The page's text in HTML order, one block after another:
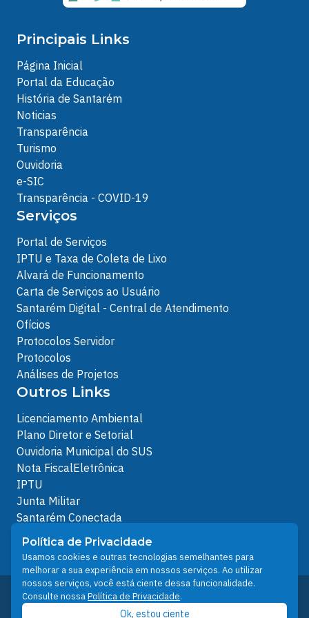
Principais Links
Página Inicial
Portal da Educação
História de Santarém
Noticias
Transparência
Turismo
Ouvidoria
e-SIC
Transparência - COVID-19
Serviços
Portal de Serviços
IPTU e Taxa de Coleta de Lixo
Alvará de Funcionamento
Carta de Serviços ao Usuário
Santarém Digital - Central de Atendimento
Ofícios
Protocolos Servidor
Protocolos
Análises de Projetos
Outros Links
Licenciamento Ambiental
Plano Diretor e Setorial
Ouvidoria Municipal do SUS
Nota FiscalEletrônica
IPTU
Junta Militar
Santarém Conectada
Política de Privacidade
People illustrations by Storyset
Desenvolvido pelo Núcleo Técnico de Gestão de
Tecnologia da Informação - NTI
Política de Privacidade
Usamos cookies e outras tecnologias semelhantes para
melhorar a sua experiência em nossos serviços. Ao utilizar
nossos serviços, você está ciente dessa funcionalidade.
Consulte nossaPolítica de Privacidade.
Ok, estou ciente